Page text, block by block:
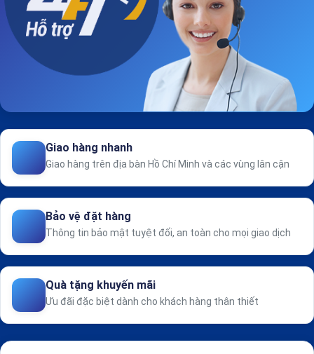
Giao hàng nhanh
Giao hàng trên địa bàn Hồ Chí Minh và các vùng lân cận
Bảo vệ đặt hàng
Thông tin bảo mật tuyệt đối, an toàn cho mọi giao dịch
Quà tặng khuyến mãi
Ưu đãi đặc biệt dành cho khách hàng thân thiết